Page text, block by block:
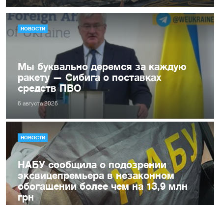
НОВОСТИ
Мы буквально деремся за каждую
ракету — Сибига о поставках
средств ПВО
6 августа 2026
НОВОСТИ
НАБУ сообщила о подозрении
эксвицепремьера в незаконном
обогащении более чем на 13,9 млн
грн